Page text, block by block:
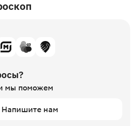
мы поможем
Напишите нам